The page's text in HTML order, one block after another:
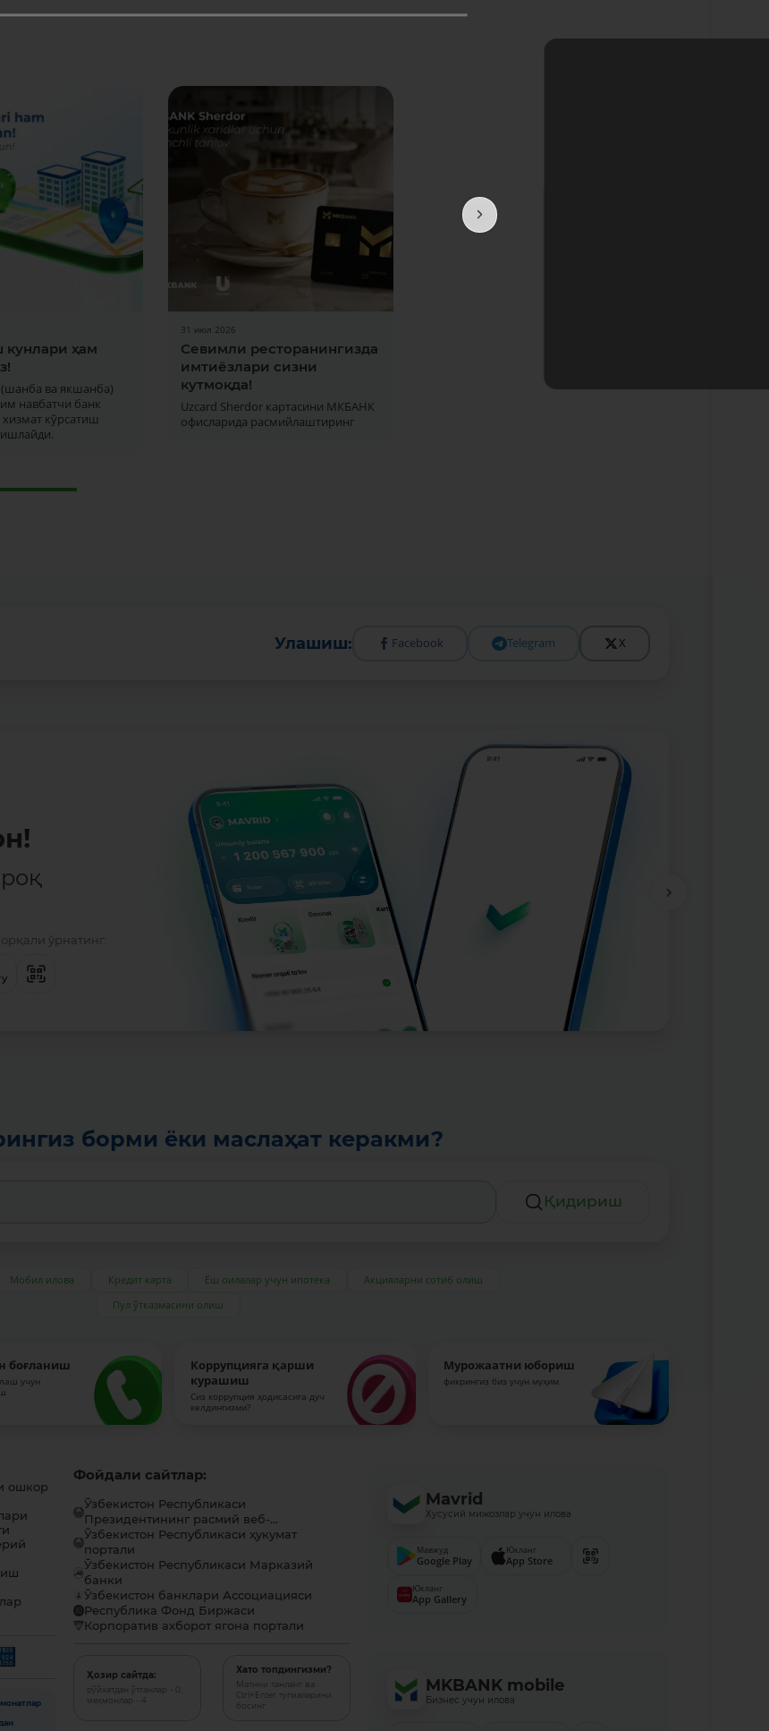
ҳам
(шанба ва якшанба)
навбатчи банк
кўрсатиш
31 июл 2026
Севимли ресторанингизда
имтиёзлари сизни
кутмоқда!
Uzcard Sherdor картасини МКБАНК
офисларида расмийлаштиринг
Улашиш: Facebook Telegram X
ўрнатинг:
борми ёки маслаҳат керакми?
Қидириш
Мобил илова Кредит карта Ёш оилалар учун ипотека
Акцияларни сотиб олиш
Пул ўтказмасини олиш
боғланиш
учун
Коррупцияга қарши
курашиш
Сиз коррупция ҳодисасига дуч
келдингизми?
Мурожаатни юбориш
фикрингиз биз учун муҳим
ошкор
Фойдали сайтлар:
Ўзбекистон Республикаси
Президентининг расмий веб-...
Ўзбекистон Республикаси ҳукумат
портали
Ўзбекистон Республикаси Марказий
банки
Ўзбекистон банклари Ассоциацияси
Республика Фонд Биржаси
Корпоратив ахборот ягона портали
Ҳозир сайтда:
рўйхатдан ўтганлар - 0,
меҳмонлар - 4
Хато топдингизми?
Матнни танланг ва
Ctrl+Enter тугмаларини
босинг
Mavrid
Хусусий мижозлар учун илова
Мавжуд
Google Play
Юкланг
App Store
Юкланг
App Gallery
MKBANK mobile
Бизнес учун илова
Батафсил